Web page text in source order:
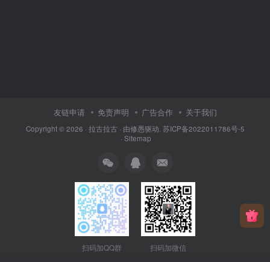
友链申请 免责声明 广告合作 关于我们
Copyright © 2026 · 拉古拉古 · 由修愚驱动. 苏ICP备2022011786号-5
· Sitemap
扫码加QQ群 扫码加微信